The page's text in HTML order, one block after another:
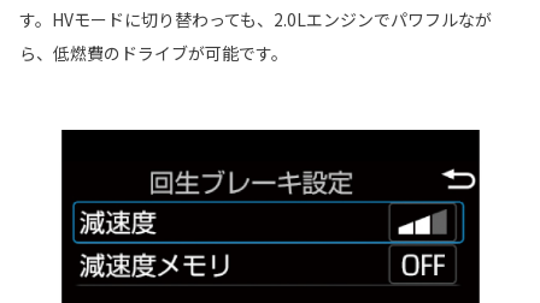
す。HVモードに切り替わっても、2.0Lエンジンでパワフルなが
ら、低燃費のドライブが可能です。